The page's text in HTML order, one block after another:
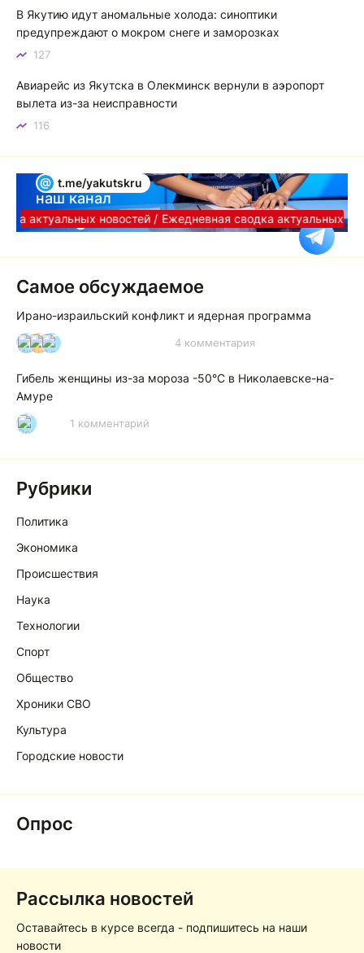
В Якутию идут аномальные холода: синоптики
предупреждают о мокром снеге и заморозках
127
Авиарейс из Якутска в Олекминск вернули в аэропорт
вылета из-за неисправности
116
наш канал
Telegram
@ t.me/yakutskru
актуальных новостей / Ежедневная сводка актуальных
Самое обсуждаемое
Ирано-израильский конфликт и ядерная программа
И А А 4 комментария
Гибель женщины из-за мороза -50°C в Николаевске-на-
Амуре
Р 1 комментарий
Рубрики
Политика
Экономика
Происшествия
Наука
Технологии
Спорт
Общество
Хроники СВО
Культура
Городские новости
Опрос
Рассылка новостей
Оставайтесь в курсе всегда - подпишитесь на наши
новости